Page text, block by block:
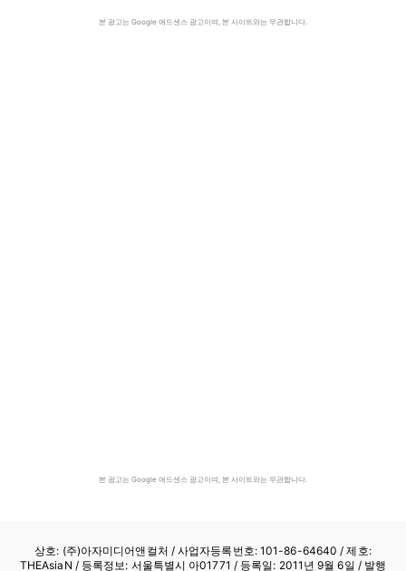
본 광고는 Google 애드센스 광고이며, 본 사이트와는 무관합니다.
본 광고는 Google 애드센스 광고이며, 본 사이트와는 무관합니다.
상호: (주)아자미디어앤컬처 /사업자등록번호: 101-86-64640 / 제호:
THEAsiaN / 등록정보: 서울특별시 아01771 / 등록일: 2011년 9월 6일 / 발행